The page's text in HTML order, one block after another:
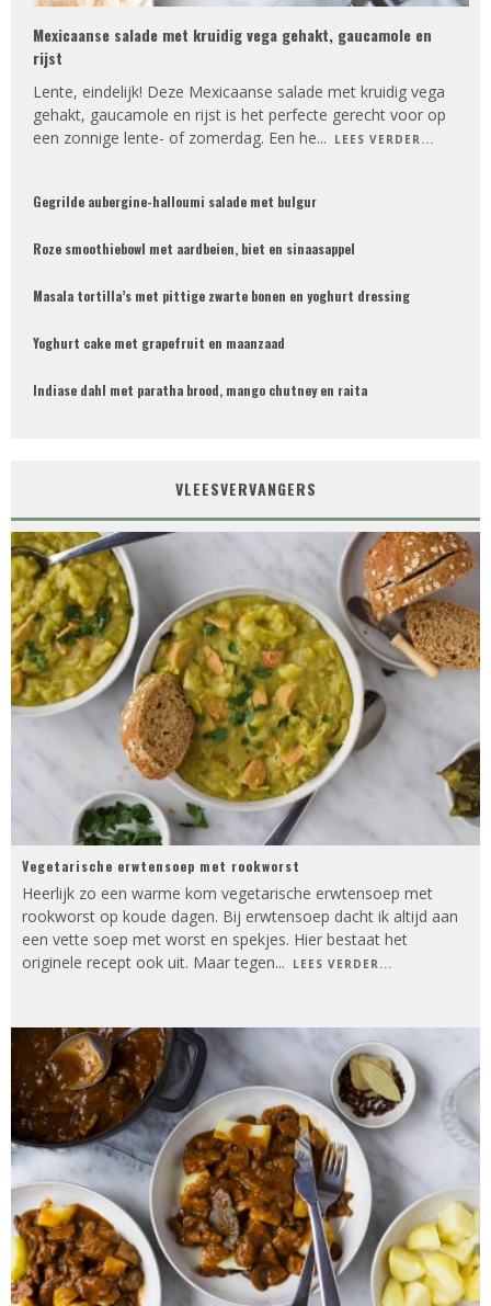
Mexicaanse salade met kruidig vega gehakt, gaucamole en
rijst
Lente, eindelijk! Deze Mexicaanse salade met kruidig vega
gehakt, gaucamole en rijst is het perfecte gerecht voor op
een zonnige lente- of zomerdag. Een he... LEES VERDER...
Gegrilde aubergine-halloumi salade met bulgur
Roze smoothiebowl met aardbeien, biet en sinaasappel
Masala tortilla’s met pittige zwarte bonen en yoghurt dressing
Yoghurt cake met grapefruit en maanzaad
Indiase dahl met paratha brood, mango chutney en raita
VLEESVERVANGERS
Vegetarische erwtensoep met rookworst
Heerlijk zo een warme kom vegetarische erwtensoep met
rookworst op koude dagen. Bij erwtensoep dacht ik altijd aan
een vette soep met worst en spekjes. Hier bestaat het
originele recept ook uit. Maar tegen... LEES VERDER...